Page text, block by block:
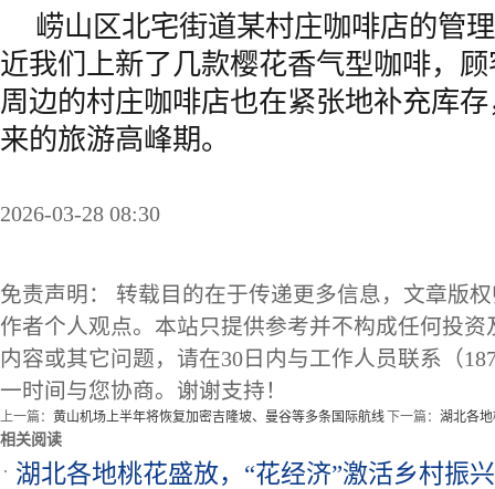
崂山区北宅街道某村庄咖啡店的管
近我们上新了几款樱花香气型咖啡，
周边的村庄咖啡店也在紧张地补充库
来的旅游高峰期。
2026-03-28 08:30
免责声明： 转载目的在于传递更多信息，文章版
作者个人观点。本站只提供参考并不构成任何投
内容或其它问题，请在30日内与工作人员联系（
一时间与您协商。谢谢支持！
上一篇： 黄山机场上半年将恢复加密吉隆坡、曼谷等多条国际航线 下一篇： 湖北各
相关阅读
湖北各地桃花盛放，“花经济”激活乡村振